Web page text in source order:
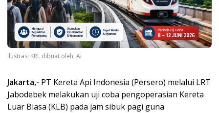
Ilustrasi KRL dibuat oleh. Ai
Jakarta,- PT Kereta Api Indonesia (Persero) melalui LRT
Jabodebek melakukan uji coba pengoperasian Kereta
Luar Biasa (KLB) pada jam sibuk pagi guna